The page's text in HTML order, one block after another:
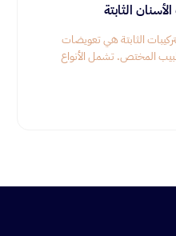
الثابتة
الثابتة هي تعويضات
المختص. تشمل الأنواع